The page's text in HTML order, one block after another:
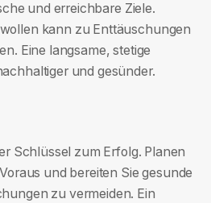
und erreichbare Ziele.
kann zu Enttäuschungen
Eine langsame, stetige
und gesünder.
Schlüssel zum Erfolg. Planen
und bereiten Sie gesunde
zu vermeiden. Ein